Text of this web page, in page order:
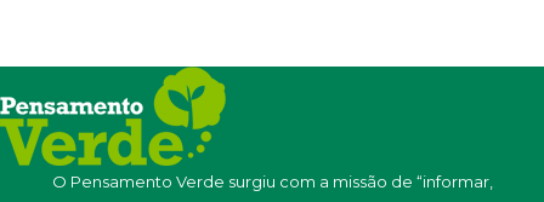
O Pensamento Verde surgiu com a missão de “informar,